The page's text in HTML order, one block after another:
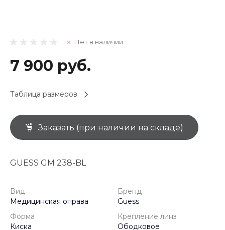
Нет в наличии
7 900 руб.
Таблица размеров
Заказать (при наличии на складе)
GUESS GM 238-BL
Вид
Медицинская оправа
Бренд
Guess
Форма
Киска
Крепление линз
Ободковое